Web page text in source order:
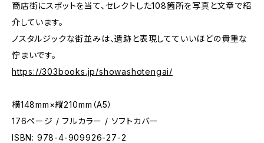
商店街にスポットを当て、セレクトした108箇所を写真と文章で紹
介しています。
ノスタルジックな街並みは、遺跡と表現してていいほどの貴重な
佇まいです。
https://303books.jp/showashotengai/
横148mm×縦210mm（A5）
176ページ / フルカラー / ソフトカバー
ISBN: 978-4-909926-27-2